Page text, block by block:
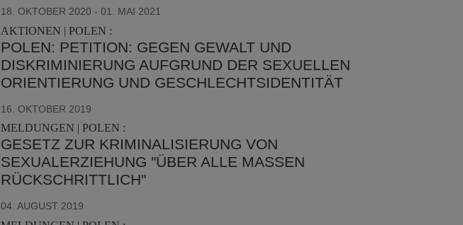
18. OKTOBER 2020 - 01. MAI 2021
AKTIONEN | POLEN :
POLEN: PETITION: GEGEN GEWALT UND
DISKRIMINIERUNG AUFGRUND DER SEXUELLEN
ORIENTIERUNG UND GESCHLECHTSIDENTITÄT
16. OKTOBER 2019
MELDUNGEN | POLEN :
GESETZ ZUR KRIMINALISIERUNG VON
SEXUALERZIEHUNG "ÜBER ALLE MASSEN R
ÜCKSCHRITTLICH"
04. AUGUST 2019